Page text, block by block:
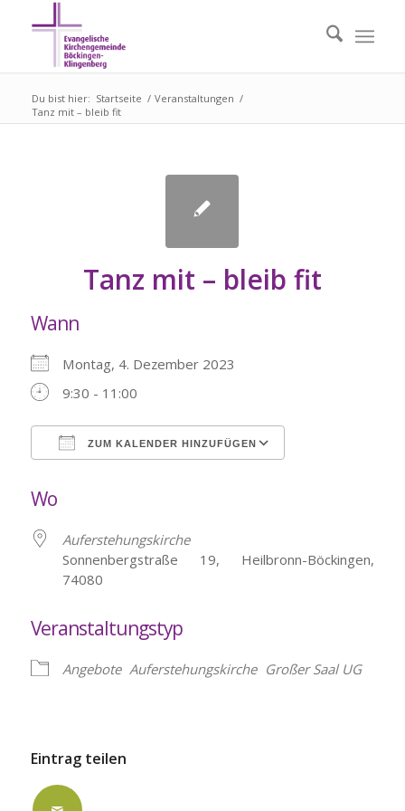
Du bist hier: Startseite / Veranstaltungen /
Tanz mit – bleib fit
Tanz mit – bleib fit
Wann
Montag, 4. Dezember 2023
9:30 - 11:00
ZUM KALENDER HINZUFÜGEN
Wo
Auferstehungskirche
Sonnenbergstraße 19, Heilbronn-Böckingen,
74080
Veranstaltungstyp
Angebote Auferstehungskirche Großer Saal UG
Eintrag teilen